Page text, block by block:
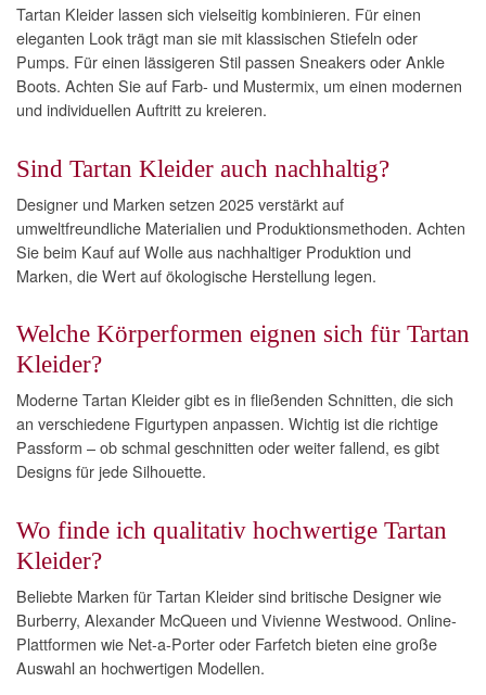
Tartan Kleider lassen sich vielseitig kombinieren. Für einen
eleganten Look trägt man sie mit klassischen Stiefeln oder
Pumps. Für einen lässigeren Stil passen Sneakers oder Ankle
Boots. Achten Sie auf Farb- und Mustermix, um einen modernen
und individuellen Auftritt zu kreieren.
Sind Tartan Kleider auch nachhaltig?
Designer und Marken setzen 2025 verstärkt auf
umweltfreundliche Materialien und Produktionsmethoden. Achten
Sie beim Kauf auf Wolle aus nachhaltiger Produktion und
Marken, die Wert auf ökologische Herstellung legen.
Welche Körperformen eignen sich für Tartan
Kleider?
Moderne Tartan Kleider gibt es in fließenden Schnitten, die sich
an verschiedene Figurtypen anpassen. Wichtig ist die richtige
Passform – ob schmal geschnitten oder weiter fallend, es gibt
Designs für jede Silhouette.
Wo finde ich qualitativ hochwertige Tartan
Kleider?
Beliebte Marken für Tartan Kleider sind britische Designer wie
Burberry, Alexander McQueen und Vivienne Westwood. Online-
Plattformen wie Net-a-Porter oder Farfetch bieten eine große
Auswahl an hochwertigen Modellen.